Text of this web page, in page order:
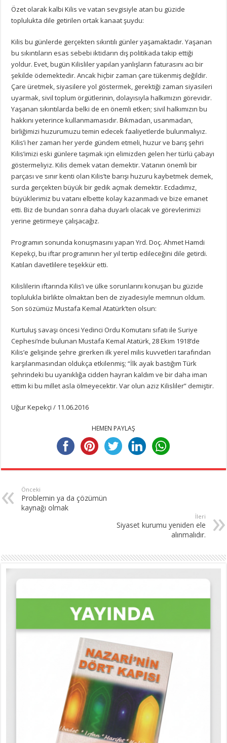
Özet olarak kalbi Kilis ve vatan sevgisiyle atan bu güzide
toplulukta dile getirilen ortak kanaat şuydu:
Kilis bu günlerde gerçekten sıkıntılı günler yaşamaktadır. Yaşanan
bu sıkıntıların esas sebebi iktidarın dış politikada takip ettiği
yoldur. Evet, bugün Kilisliler yapılan yanlışların faturasını acı bir
şekilde ödemektedir. Ancak hiçbir zaman çare tükenmiş değildir.
Çare üretmek, siyasilere yol göstermek, gerektiği zaman siyasileri
uyarmak, sivil toplum örgütlerinin, dolayısıyla halkımızın görevidir.
Yaşanan sıkıntılarda belki de en önemli etken; sivil halkımızın bu
hakkını yeterince kullanmamasıdır. Bıkmadan, usanmadan,
birliğimizi huzurumuzu temin edecek faaliyetlerde bulunmalıyız.
Kilis’i her zaman her yerde gündem etmeli, huzur ve barış şehri
Kilis’imizi eski günlere taşımak için elimizden gelen her türlü çabayı
göstermeliyiz. Kilis demek vatan demektir. Vatanın önemli bir
parçası ve sınır kenti olan Kilis’te barışı huzuru kaybetmek demek,
surda gerçekten büyük bir gedik açmak demektir. Ecdadımız,
büyüklerimiz bu vatanı elbette kolay kazanmadı ve bize emanet
etti. Biz de bundan sonra daha duyarlı olacak ve görevlerimizi
yerine getirmeye çalışacağız.
Programın sonunda konuşmasını yapan Yrd. Doç. Ahmet Hamdi
Kepekçi, bu iftar programının her yıl tertip edileceğini dile getirdi.
Katılan davetlilere teşekkür etti.
Kilislilerin iftarında Kilis’i ve ülke sorunlarını konuşan bu güzide
toplulukla birlikte olmaktan ben de ziyadesiyle memnun oldum.
Son sözümüz Mustafa Kemal Atatürk’ten olsun:
Kurtuluş savaşı öncesi Yedinci Ordu Komutanı sıfatı ile Suriye
Cephesi’nde bulunan Mustafa Kemal Atatürk, 28 Ekim 1918’de
Kilis’e gelişinde şehre girerken ilk yerel milis kuvvetleri tarafından
karşılanmasından oldukça etkilenmiş; “İlk ayak bastığım Türk
şehrindeki bu uyanıklığa cidden hayran kaldım ve bir daha iman
ettim ki bu millet asla ölmeyecektir. Var olun aziz Kilisliler” demiştir.
Uğur Kepekçi / 11.06.2016
HEMEN PAYLAŞ
Önceki
Problemin ya da çözümün
kaynağı olmak
İleri
Siyaset kurumu yeniden ele
alınmalıdır.